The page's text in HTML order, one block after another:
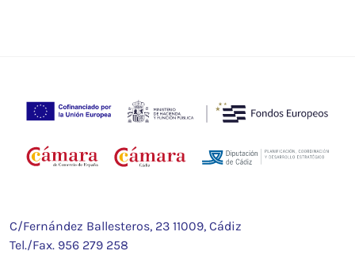
C/Fernández Ballesteros, 23 11009, Cádiz
Tel./Fax. 956 279 258